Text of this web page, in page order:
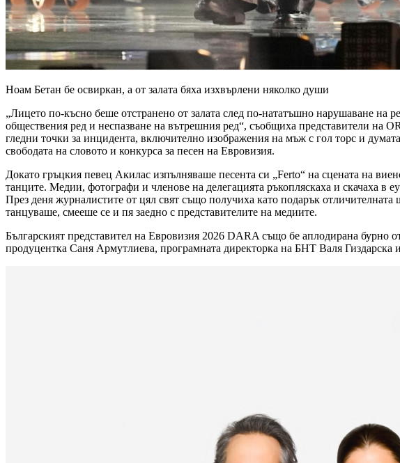
Ноам Бетан бе освиркан, а от залата бяха изхвърлени няколко души
„Лицето по-късно беше отстранено от залата след по-нататъшно нарушаване на
обществения ред и неспазване на вътрешния ред“, съобщиха представители на
гледни точки за инцидента, включително изображения на мъж с гол торс и
свободата на словото и конкурса за песен на Евровизия.
Докато гръцкия певец Акилас изпълняваше песента си „Ferto“ на сцената на
танците. Медии, фотографи и членове на делегацията ръкопляскаха и скачаха
През деня журналистите от цял свят също получиха като подарък
танцуваше, смееше се и пя заедно с представителите на медиите.
Българският представител на Евровизия 2026 DARA също бе аплодирана бурно
продуцентка Саня Армутлиева, програмната директорка на БНТ Валя